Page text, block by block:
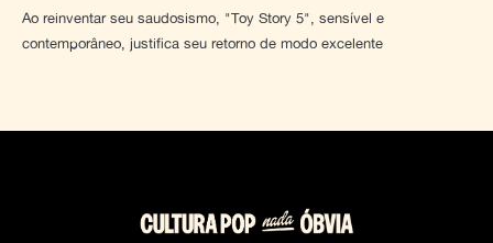
Ao reinventar seu saudosismo, "Toy Story 5", sensível e
contemporâneo, justifica seu retorno de modo excelente